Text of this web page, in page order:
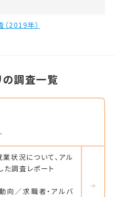
2019年）
の調査一覧
状況について、アル
た調査レポート
向／求職者・アルバ